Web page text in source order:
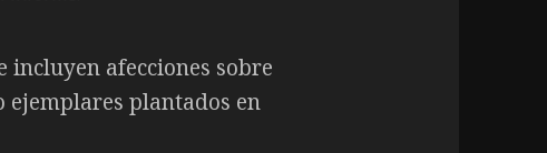
incluyen afecciones sobre
ejemplares plantados en